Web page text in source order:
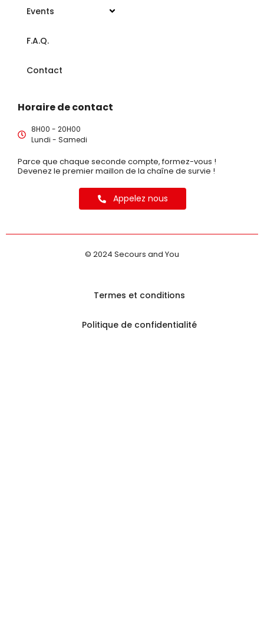
Events
F.A.Q.
Contact
Horaire de contact
8H00 - 20H00
Lundi - Samedi
Parce que chaque seconde compte, formez-vous !
Devenez le premier maillon de la chaîne de survie !
Appelez nous
© 2024 Secours and You
Termes et conditions
Politique de confidentialité